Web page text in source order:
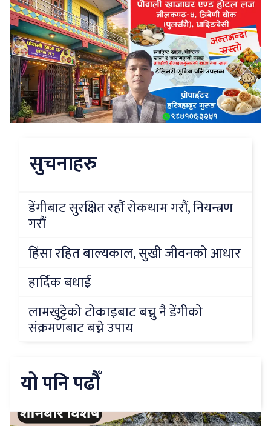
सुचनाहरु
डेंगीबाट सुरक्षित रहौं रोकथाम गरौं, नियन्त्रण
गरौं
हिंसा रहित बाल्यकाल, सुखी जीवनको आधार
हार्दिक बधाई
लामखुट्टेको टोकाइबाट बच्नु नै डेंगीको
संक्रमणबाट बच्ने उपाय
यो पनि पढौँ